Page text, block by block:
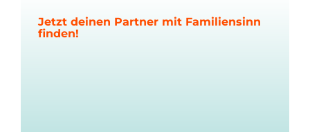
Jetzt deinen Partner mit Familiensinn
finden!